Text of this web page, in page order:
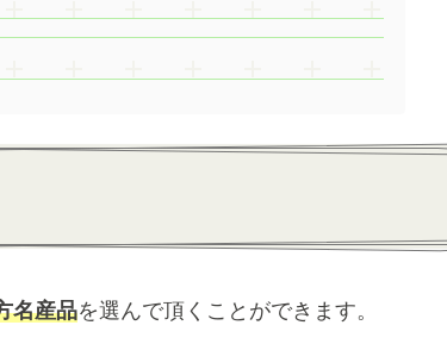
名産品を選んで頂くことができます。